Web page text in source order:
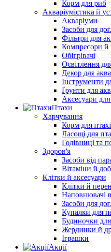
Корм для риб
Акваріумістика й
Акваріуми
Засоби для
Фільтри для
Компресори й
Обігрівачі
Освітлення
Декор для
Інструменти
Ґрунти для
Аксесуари для
Птахи
Харчування
Корм для
Ласощі для
Годівниці та
Здоров'я
Засоби від
Вітаміни й
Клітки й аксесуари
Клітки й
Наповнювачі
Засоби для
Купалки для
Будиночки для
Жердинки й
Іграшки
Акції